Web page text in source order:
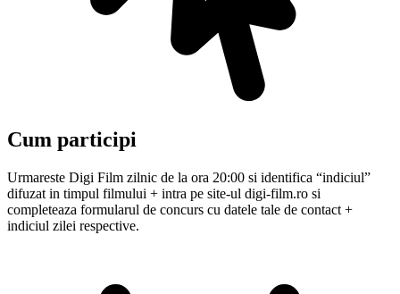
Cum participi
Urmareste Digi Film zilnic de la ora 20:00 si identifica “indiciul”
difuzat in timpul filmului + intra pe site-ul digi-film.ro si
completeaza formularul de concurs cu datele tale de contact +
indiciul zilei respective.